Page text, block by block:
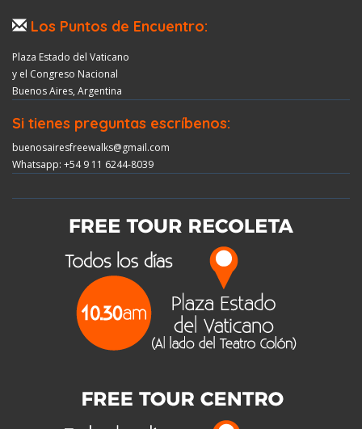
Los Puntos de Encuentro:
Plaza Estado del Vaticano
y el Congreso Nacional
Buenos Aires, Argentina
Si tienes preguntas escríbenos:
buenosairesfreewalks@gmail.com
Whatsapp: +54 9 11 6244-8039